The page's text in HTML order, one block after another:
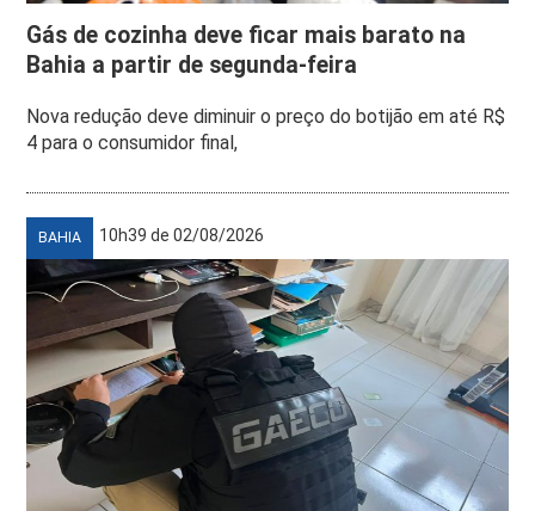
Gás de cozinha deve ficar mais barato na
Bahia a partir de segunda-feira
Nova redução deve diminuir o preço do botijão em até R$
4 para o consumidor final,
BAHIA 10h39 de 02/08/2026